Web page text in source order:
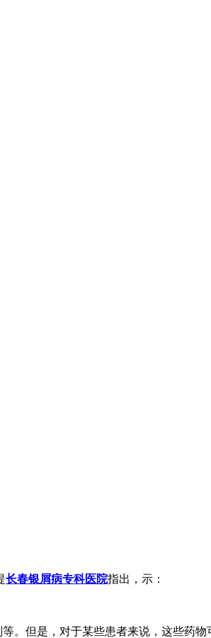
长春银屑病专科医院指出，示：
。但是，对于某些患者来说，这些药物